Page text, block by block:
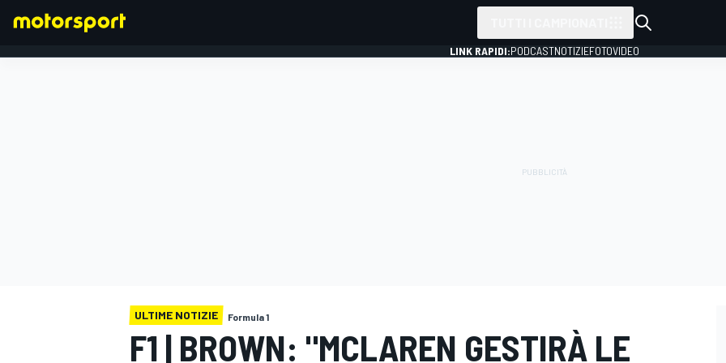
LINK RAPIDI:PODCASTNOTIZIEFOTOVIDEO
ULTIME NOTIZIE Formula 1
F1 | BROWN: "MCLAREN GESTIRÀ LE